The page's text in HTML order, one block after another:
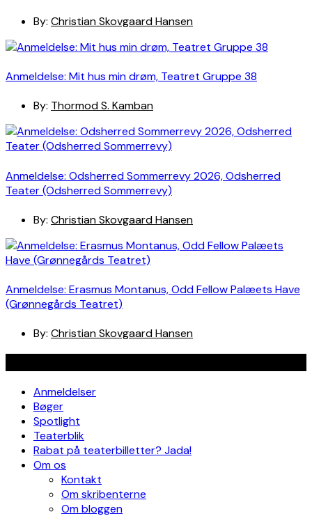
By: Christian Skovgaard Hansen
Anmeldelse: Mit hus min drøm, Teatret Gruppe 38
By: Thormod S. Kamban
Anmeldelse: Odsherred Sommerrevy 2026, Odsherred
Teater (Odsherred Sommerrevy)
By: Christian Skovgaard Hansen
Anmeldelse: Erasmus Montanus, Odd Fellow Palæets Have
(Grønnegårds Teatret)
By: Christian Skovgaard Hansen
Anmeldelser
Bøger
Spotlight
Teaterblik
Rabat på teaterbilletter? Jada!
Om os
Kontakt
Om skribenterne
Om bloggen